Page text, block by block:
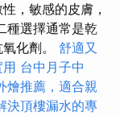
，敏感的皮膚，
種選擇通常是乾
化劑。 舒適又
台中月子中
燴推薦，適合親
決頂樓漏水的專